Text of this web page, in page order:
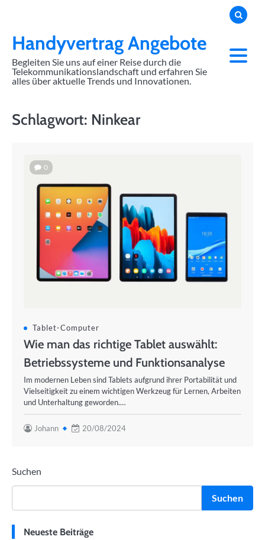
contentHandyvertrag Angebote
Begleiten Sie uns auf einer Reise durch die
Telekommunikationslandschaft und erfahren Sie
alles über aktuelle Trends und Innovationen.
Schlagwort: Ninkear
0
Tablet-Computer
Wie man das richtige Tablet auswählt:
Betriebssysteme und Funktionsanalyse
Im modernen Leben sind Tablets aufgrund ihrer Portabilität und
Vielseitigkeit zu einem wichtigen Werkzeug für Lernen, Arbeiten
und Unterhaltung geworden.…
Johann 20/08/2024
Suchen
Suchen
Neueste Beiträge